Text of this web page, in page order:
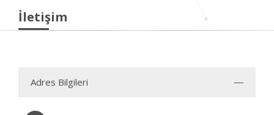
İletişim
Adres Bilgileri